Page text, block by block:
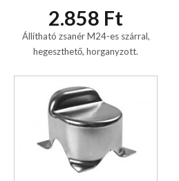
2.858 Ft
Állítható zsanér M24-es szárral,
hegeszthető, horganyzott.